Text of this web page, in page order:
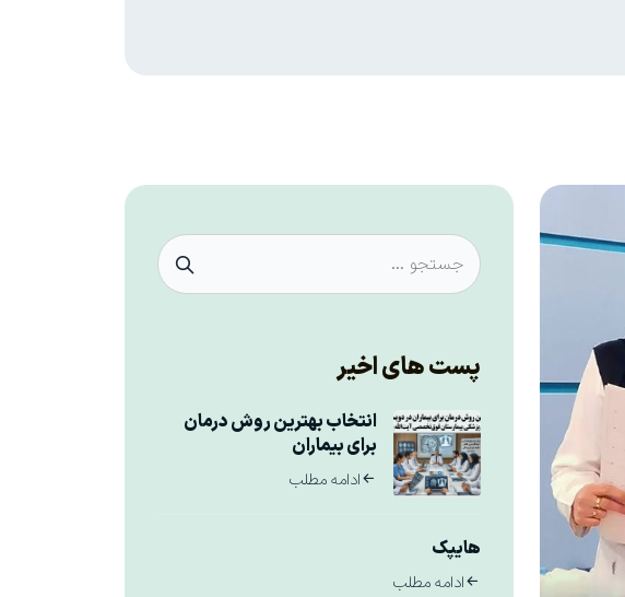
پست های اخیر
انتخاب بهترین روش درمان
برای بیماران
ادامه مطلب
هایپک
ادامه مطلب